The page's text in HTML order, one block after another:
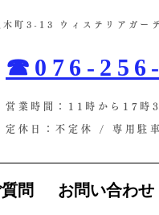
町3-13 ウィステリアガー
☎076-
営業時間：11時から17時
定休日：不定休 / ​専用駐
問 お問い合わせ